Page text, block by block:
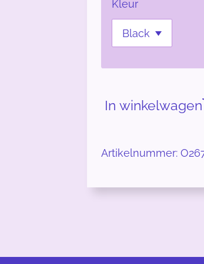
Kleur
In winkelwagen
Artikelnummer: